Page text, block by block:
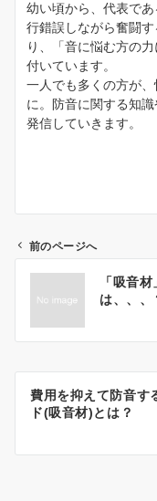
幼い頃から、代表で
行錯誤しながら奮闘
り、「音に悩む方の
付いています。
一人でも多くの方が
に。防音に関する知
発信していきます。
ー
前のページへ
「吸音
は、、、
費用を抑えて防音す
ド(吸音材)とは？